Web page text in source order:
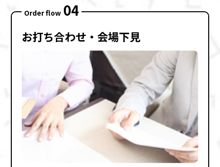
Order flow 04
お打ち合わせ・会場下⾒